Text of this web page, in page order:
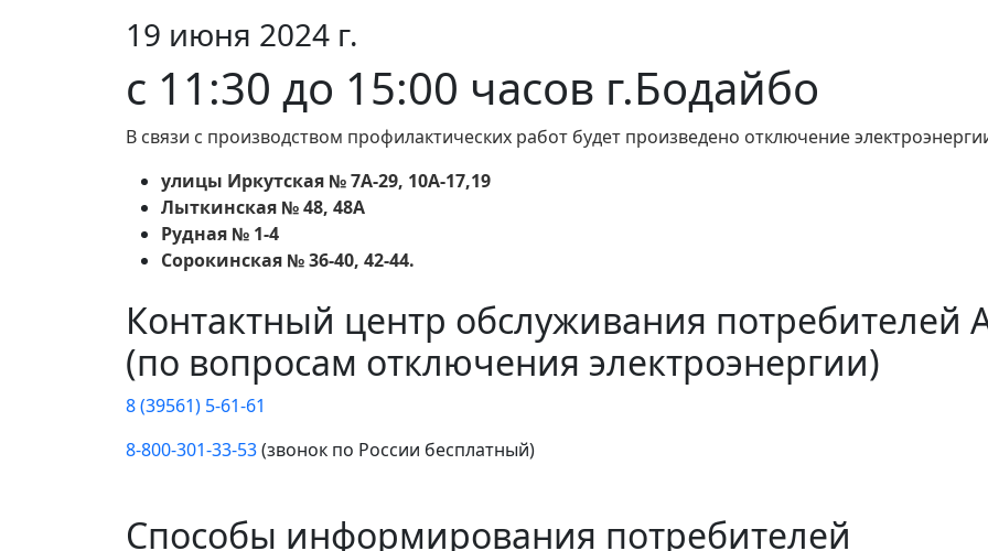
19 июня 2024 г.
с 11:30 до 15:00 часов г.Бодайбо
В связи с производством профилактических работ будет произведено отключение
улицы Иркутская № 7А-29, 10А-17,19
Лыткинская № 48, 48А
Рудная № 1-4
Сорокинская № 36-40, 42-44.
Контактный центр обслуживания потребителей
(по вопросам отключения электроэнергии)
8 (39561) 5-61-61
8-800-301-33-53(звонок по России бесплатный)
Способы информирования потребителей